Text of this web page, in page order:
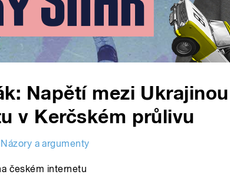
Napětí mezi
v Kerčském průlivu
Názory a argumenty
českém internetu